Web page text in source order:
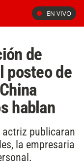
EN VIVO
de
posteo de
hablan
actriz publicaran
la empresaria